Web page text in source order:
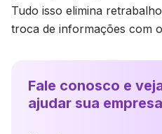
Tudo isso elimina
troca de informações com
Fale conosco e
ajudar sua